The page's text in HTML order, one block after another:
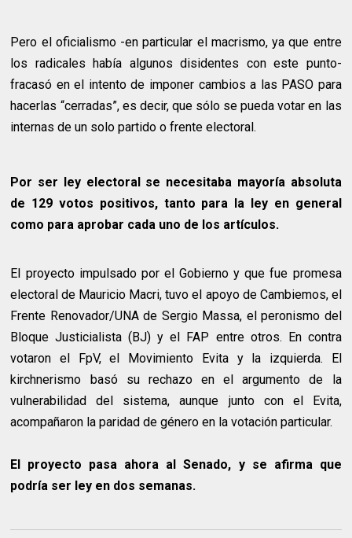
Pero el oficialismo -en particular el macrismo, ya que entre
los radicales había algunos disidentes con este punto-
fracasó en el intento de imponer cambios a las PASO para
hacerlas “cerradas”, es decir, que sólo se pueda votar en las
internas de un solo partido o frente electoral.
Por ser ley electoral se necesitaba mayoría absoluta
de 129 votos positivos, tanto para la ley en general
como para aprobar cada uno de los artículos.
El proyecto impulsado por el Gobierno y que fue promesa
electoral de Mauricio Macri, tuvo el apoyo de Cambiemos, el
Frente Renovador/UNA de Sergio Massa, el peronismo del
Bloque Justicialista (BJ) y el FAP entre otros. En contra
votaron el FpV, el Movimiento Evita y la izquierda. El
kirchnerismo basó su rechazo en el argumento de la
vulnerabilidad del sistema, aunque junto con el Evita,
acompañaron la paridad de género en la votación particular.
El proyecto pasa ahora al Senado, y se afirma que
podría ser ley en dos semanas.